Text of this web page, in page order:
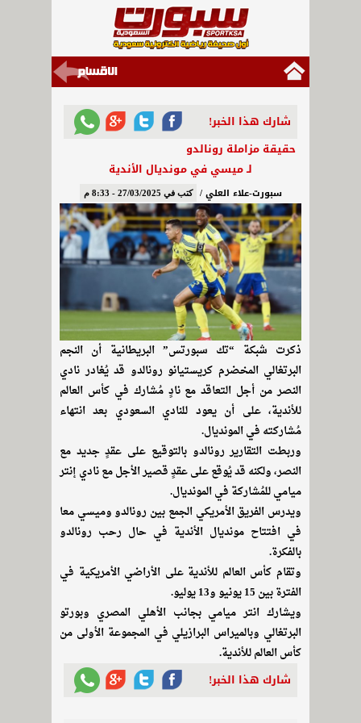
شارك هذا الخبر!
حقيقة مزاملة رونالدو
لـ ميسي في مونديال الأندية
سبورت-علاء العلي / كتب في 27/03/2025 - 8:33 م
ذكرت شبكة “تك سبورتس” البريطانية أن النجم
البرتغالي المخضرم كريستيانو رونالدو قد يُغادر نادي
النصر من أجل التعاقد مع نادٍ مُشارك في كأس العالم
للأندية، على أن يعود للنادي السعودي بعد انتهاء
مُشاركته في المونديال.
وربطت التقارير رونالدو بالتوقيع على عقدٍ جديد مع
النصر، ولكنه قد يُوقع على عقدٍ قصير الأجل مع نادي إنتر
ميامي للمُشاركة في المونديال.
ويدرس الفريق الأمريكي الجمع بين رونالدو وميسي معا
في افتتاح مونديال الأندية في حال رحب رونالدو
بالفكرة.
وتقام كأس العالم للأندية على الأراضي الأمريكية في
الفترة بين 15 يونيو و13 يوليو.
ويشارك انتر ميامي بجانب الأهلي المصري وبورتو
البرتغالي وبالميراس البرازيلي في المجموعة الأولى من
كأس العالم للأندية.
شارك هذا الخبر!